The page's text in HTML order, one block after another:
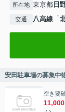
所在地 東京都日
交通 八高線 「
安田駐車場の募集中
空き要